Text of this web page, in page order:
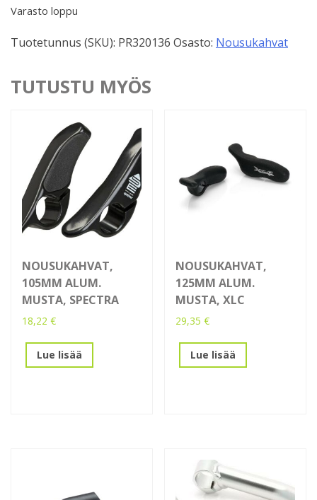
Varasto loppu
Tuotetunnus (SKU): PR320136 Osasto: Nousukahvat
TUTUSTU MYÖS
NOUSUKAHVAT,
105MM ALUM.
MUSTA, SPECTRA
18,22 €
Lue lisää
NOUSUKAHVAT,
125MM ALUM.
MUSTA, XLC
29,35€
Lue lisää